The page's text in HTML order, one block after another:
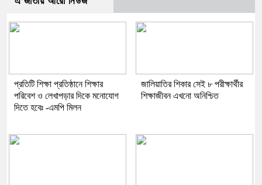
প্রতিটি শিক্ষা প্রতিষ্ঠানে শিক্ষার
পরিবেশ ও লেখাপড়ার দিকে মনোযোগ
দিতে হবেঃ -এমপি মিলন
জালিয়াতির শিকার সেই ৮ পরীক্ষার্থীর
শিক্ষাজীবন এখনো অনিশ্চিত